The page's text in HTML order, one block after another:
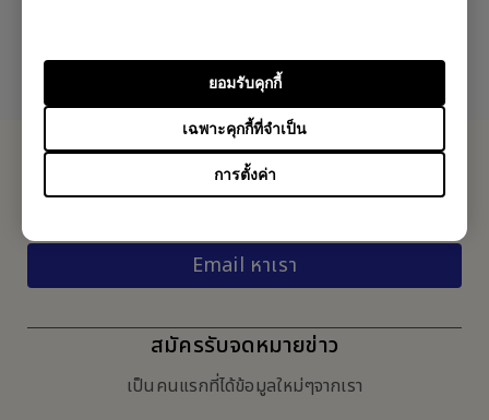
การตั้งค่า
เฉพาะคุกกี้ที่จำเป็น
ยอมรับคุกกี้
ติอต่อเรา
Email หาเรา
สมัครรับจดหมายข่าว
เป็นคนแรกที่ได้ข้อมูลใหม่ๆจากเรา